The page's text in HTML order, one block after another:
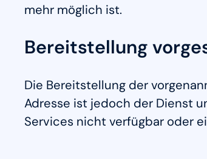
mehr möglich ist.
Bereitstellung
Die Bereitstellung der
Adresse ist jedoch der Dienst
Services nicht verfügbar oder